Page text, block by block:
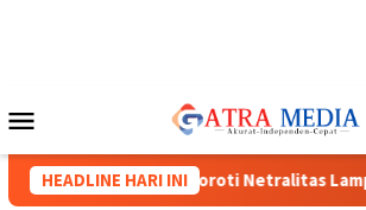
Mobile
HEADLINE HARI INI
Caketum Soroti Netralitas Lampung dan